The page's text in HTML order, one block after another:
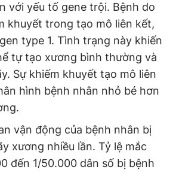
Liên hệ quảng cáo
điện thoại
với yếu tố gene trội. Bệnh do
khuyết trong tạo mô liên kết,
type 1. Tình trạng này khiến
tự tạo xương bình thường và
Sự khiếm khuyết tạo mô liên
hình bệnh nhân nhỏ bé hơn
vận động của bệnh nhân bị
xương nhiều lần. Tỷ lệ mắc
đến 1/50.000 dân số bị bệnh